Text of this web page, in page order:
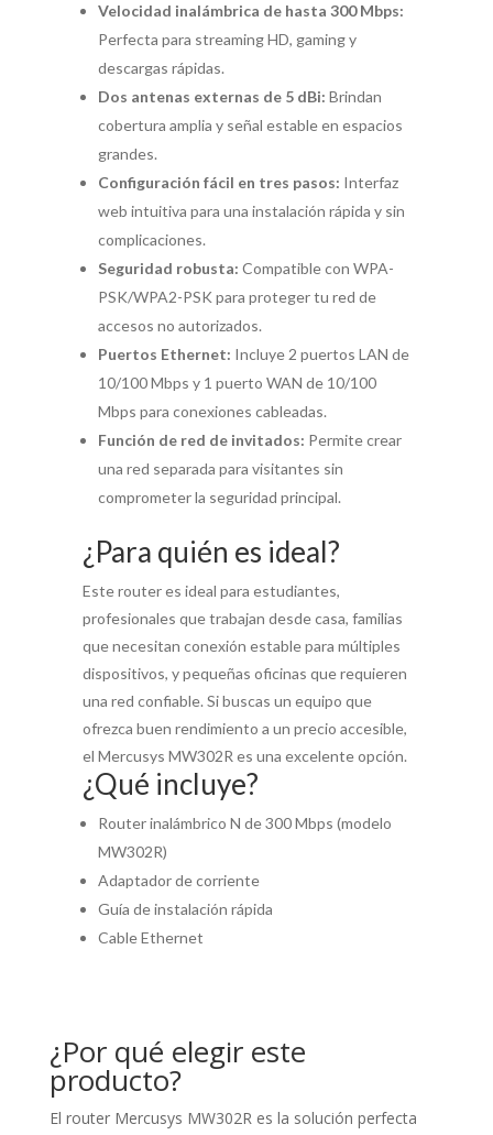
Velocidad inalámbrica de hasta 300 Mbps:
Perfecta para streaming HD, gaming y
descargas rápidas.
Dos antenas externas de 5 dBi: Brindan
cobertura amplia y señal estable en espacios
grandes.
Configuración fácil en tres pasos: Interfaz
web intuitiva para una instalación rápida y sin
complicaciones.
Seguridad robusta: Compatible con WPA-
PSK/WPA2-PSK para proteger tu red de
accesos no autorizados.
Puertos Ethernet: Incluye 2 puertos LAN de
10/100 Mbps y 1 puerto WAN de 10/100
Mbps para conexiones cableadas.
Función de red de invitados: Permite crear
una red separada para visitantes sin
comprometer la seguridad principal.
¿Para quién es ideal?
Este router es ideal para estudiantes,
profesionales que trabajan desde casa, familias
que necesitan conexión estable para múltiples
dispositivos, y pequeñas oficinas que requieren
una red confiable. Si buscas un equipo que
ofrezca buen rendimiento a un precio accesible,
el Mercusys MW302R es una excelente opción.
¿Qué incluye?
Router inalámbrico N de 300 Mbps (modelo
MW302R)
Adaptador de corriente
Guía de instalación rápida
Cable Ethernet
¿Por qué elegir este
producto?
El router Mercusys MW302R es la solución perfecta